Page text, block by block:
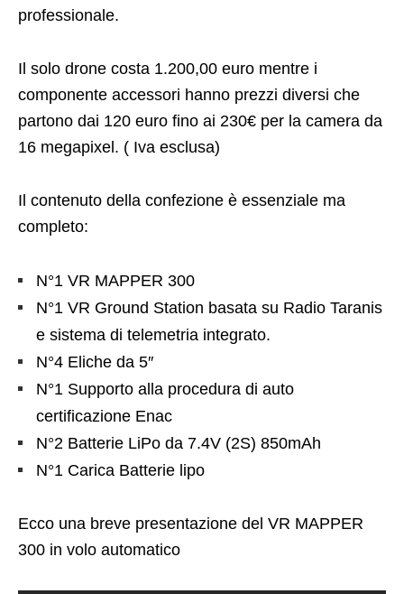
professionale.
Il solo drone costa 1.200,00 euro mentre i
componente accessori hanno prezzi diversi che
partono dai 120 euro fino ai 230€ per la camera da
16 megapixel. ( Iva esclusa)
Il contenuto della confezione è essenziale ma
completo:
N°1 VR MAPPER 300
N°1 VR Ground Station basata su Radio Taranis
e sistema di telemetria integrato.
N°4 Eliche da 5″
N°1 Supporto alla procedura di auto
certificazione Enac
N°2 Batterie LiPo da 7.4V (2S) 850mAh
N°1 Carica Batterie lipo
Ecco una breve presentazione del VR MAPPER
300 in volo automatico